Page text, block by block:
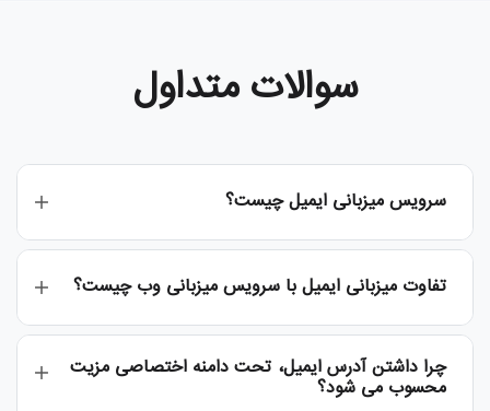
سوالات متداول
سرویس میزبانی ایمیل چیست؟
تفاوت میزبانی ایمیل با سرویس میزبانی وب چیست؟
چرا داشتن آدرس ایمیل، تحت دامنه اختصاصی مزیت
محسوب می شود؟